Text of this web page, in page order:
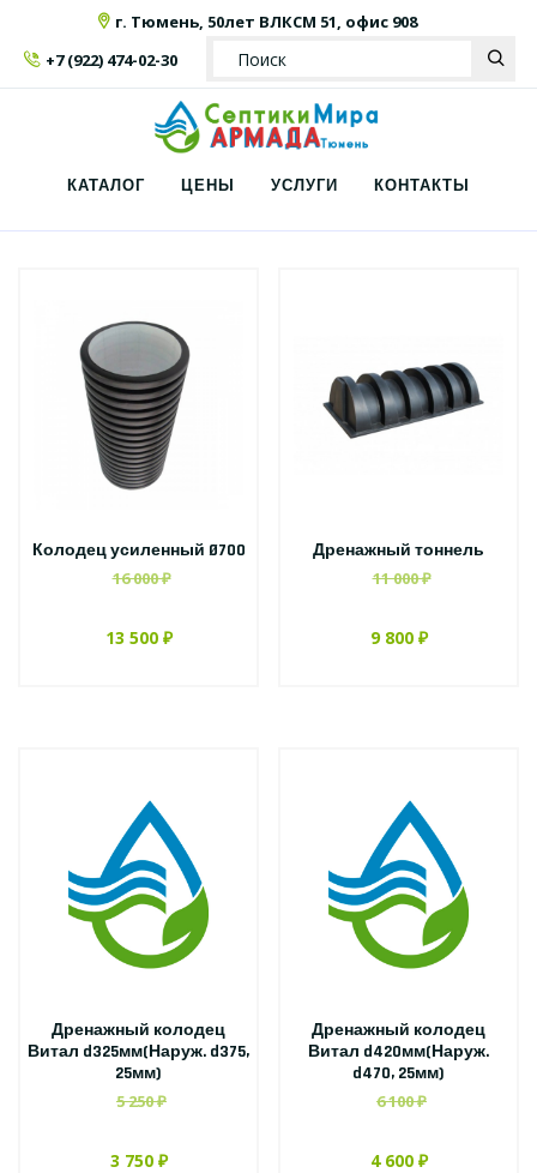
г. Тюмень, 50лет ВЛКСМ 51, офис 908
+7 (922) 474-02-30
КАТАЛОГ ЦЕНЫ УСЛУГИ КОНТАКТЫ
Колодец усиленный Ø700
16 000 ₽
13 500 ₽
Дренажный тоннель
11 000 ₽
9 800 ₽
Дренажный колодец
Витал d325мм(Наруж. d375,
25мм)
5 250 ₽
3 750 ₽
Дренажный колодец
Витал d420мм(Наруж.
d470, 25мм)
6 100 ₽
4 600 ₽